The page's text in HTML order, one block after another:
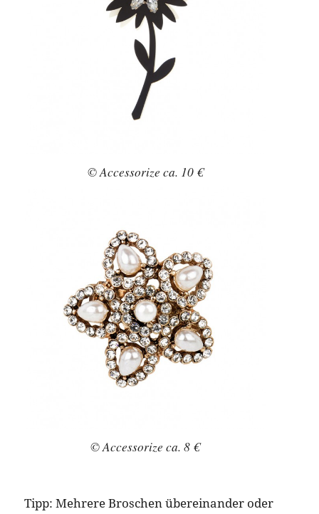
© Accessorize ca. 10 €
© Accessorize ca. 8 €
Tipp: Mehrere Broschen übereinander oder